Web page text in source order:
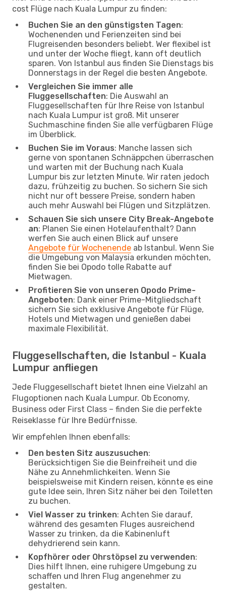
cost Flüge nach Kuala Lumpur zu finden:
Buchen Sie an den günstigsten Tagen:
Wochenenden und Ferienzeiten sind bei
Flugreisenden besonders beliebt. Wer flexibel ist
und unter der Woche fliegt, kann oft deutlich
sparen. Von Istanbul aus finden Sie Dienstags bis
Donnerstags in der Regel die besten Angebote.
Vergleichen Sie immer alle
Fluggesellschaften: Die Auswahl an
Fluggesellschaften für Ihre Reise von Istanbul
nach Kuala Lumpur ist groß. Mit unserer
Suchmaschine finden Sie alle verfügbaren Flüge
im Überblick.
Buchen Sie im Voraus: Manche lassen sich
gerne von spontanen Schnäppchen überraschen
und warten mit der Buchung nach Kuala
Lumpur bis zur letzten Minute. Wir raten jedoch
dazu, frühzeitig zu buchen. So sichern Sie sich
nicht nur oft bessere Preise, sondern haben
auch mehr Auswahl bei Flügen und Sitzplätzen.
Schauen Sie sich unsere City Break-Angebote
an: Planen Sie einen Hotelaufenthalt? Dann
werfen Sie auch einen Blick auf unsere
Angebote für Wochenende ab Istanbul. Wenn Sie
die Umgebung von Malaysia erkunden möchten,
finden Sie bei Opodo tolle Rabatte auf
Mietwagen.
Profitieren Sie von unseren Opodo Prime-
Angeboten: Dank einer Prime-Mitgliedschaft
sichern Sie sich exklusive Angebote für Flüge,
Hotels und Mietwagen und genießen dabei
maximale Flexibilität.
Fluggesellschaften, die Istanbul - Kuala
Lumpur anfliegen
Jede Fluggesellschaft bietet Ihnen eine Vielzahl an
Flugoptionen nach Kuala Lumpur. Ob Economy,
Business oder First Class – finden Sie die perfekte
Reiseklasse für Ihre Bedürfnisse.
Wir empfehlen Ihnen ebenfalls:
Den besten Sitz auszusuchen:
Berücksichtigen Sie die Beinfreiheit und die
Nähe zu Annehmlichkeiten. Wenn Sie
beispielsweise mit Kindern reisen, könnte es eine
gute Idee sein, Ihren Sitz näher bei den Toiletten
zu buchen.
Viel Wasser zu trinken: Achten Sie darauf,
während des gesamten Fluges ausreichend
Wasser zu trinken, da die Kabinenluft
dehydrierend sein kann.
Kopfhörer oder Ohrstöpsel zu verwenden:
Dies hilft Ihnen, eine ruhigere Umgebung zu
schaffen und Ihren Flug angenehmer zu
gestalten.